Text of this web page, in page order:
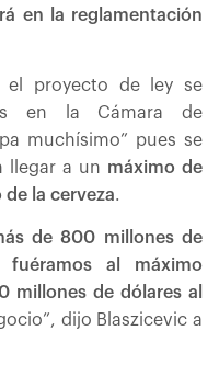
en la reglamentación
el proyecto de ley se
en la Cámara de
muchísimo” pues se
llegar a un máximo de
de la cerveza.
de 800 millones de
al máximo
millones de dólares al
dijo Blaszicevic a